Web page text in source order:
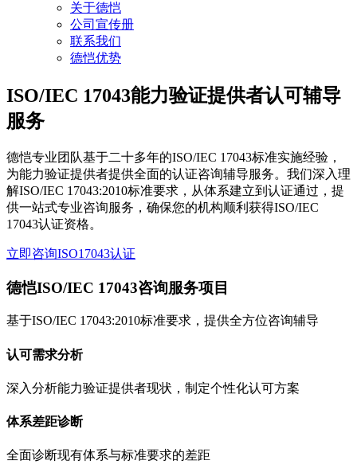
关于德恺
公司宣传册
联系我们
德恺优势
ISO/IEC 17043能力验证提供者认可辅导
服务
德恺专业团队基于二十多年的ISO/IEC 17043标准实施经验，
为能力验证提供者提供全面的认证咨询辅导服务。我们深入理
解ISO/IEC 17043:2010标准要求，从体系建立到认证通过，提
供一站式专业咨询服务，确保您的机构顺利获得ISO/IEC
17043认证资格。
立即咨询ISO17043认证
德恺ISO/IEC 17043咨询服务项目
基于ISO/IEC 17043:2010标准要求，提供全方位咨询辅导
认可需求分析
深入分析能力验证提供者现状，制定个性化认可方案
体系差距诊断
全面诊断现有体系与标准要求的差距